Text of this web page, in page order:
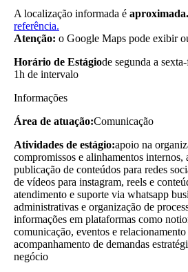
A localização informada é aproximada.
referência.
Atenção: o Google Maps pode exibir
Horário de Estágiode segunda a
1h de intervalo
Informações
Área de atuação:Comunicação
Atividades de estágio:apoio na
compromissos e alinhamentos internos,
publicação de conteúdos para redes
de vídeos para instagram, reels e
atendimento e suporte via whatsapp
administrativas e organização de
informações em plataformas como
comunicação, eventos e
acompanhamento de demandas
negócio